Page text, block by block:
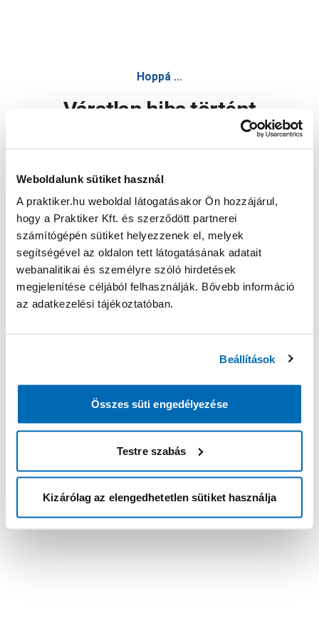
Weboldalunk sütiket használ
A praktiker.hu weboldal látogatásakor Ön hozzájárul,
hogy a Praktiker Kft. és szerződött partnerei
számítógépén sütiket helyezzenek el, melyek
segítségével az oldalon tett látogatásának adatait
webanalitikai és személyre szóló hirdetések
megjelenítése céljából felhasználják. Bővebb információ
az adatkezelési tájékoztatóban.
Beállítások
Összes süti engedélyezése
Testre szabás
Kizárólag az elengedhetetlen sütiket használja
Hoppá ...
Váratlan hiba történt
Oldal újratöltése